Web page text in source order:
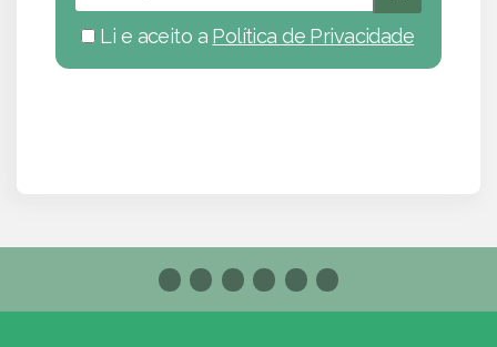
Li e aceito a Política de Privacidade